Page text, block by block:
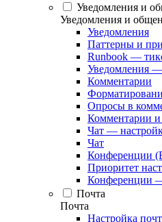
Уведомления и
Уведомления и
Уведомления
Паттерны и
Runbook —
Уведомления
Комментарии
Опросы в
Комментарии
Чат —
Чат
Конференции
Приоритет
Конференции
Почта
Почта
Настройка